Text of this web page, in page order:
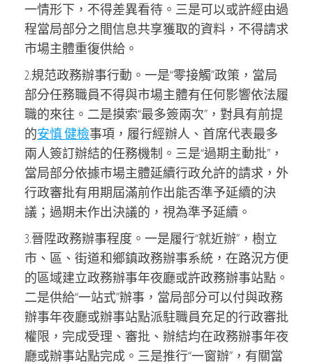
一情形下，不得差異看待。三是可以或許經由過
程當局部分之間信息共享獲取的資料，不得請求
市場主體重復供給。
2.規范政務辦事行動。一是“零接觸”政策，當局
部分任務職員不得與市場主體有任何影響依法履
職的來往。二是摸索“最多簽兩次”，對具有前提
的安慎 健檢事項，履行經辦人、首席代表最多
兩人簽訂辦結的任務機制。三是“過期主動批”，
當局部分依據市場主體延續行政允許的請求，外
行政審批有用期屆滿前作出能否準予延續的決
議；過期未作出決議的，視為準予延續。
3.晉陞政務辦事程度。一是履行“就近辦”，樹立
市、區、街道和鄉鎮政務辦事系統，在路況方便
的區域建立政務辦事年夜廳或許政務辦事站點。
二是供給“一站式”辦事，當局部分可以付與政務
辦事年夜廳或辦事站點派駐職員充足的行政審批
權限，完成受理、審批、辦結均在政務辦事年夜
廳或辦事站點完成。三是推行“一窗辦”，有關當